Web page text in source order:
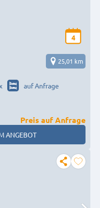
4
25,01 km
auf Anfrage
Preis auf Anfrage
ANGEBOT